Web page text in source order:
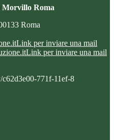
Morvillo Roma
Roma
Link per inviare una mail
Link per inviare una mail
771f-11ef-8